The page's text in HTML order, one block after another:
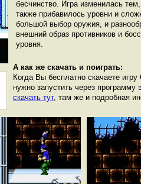
бесчинство. Игра изменилась
также прибавилось уровни и
большой выбор оружия, и
внешний образ противников и
уровня.
А как же скачать и поиграть:
Когда Вы бесплатно скачаете игру
нужно запустить через
скачать тут, там же и подробная